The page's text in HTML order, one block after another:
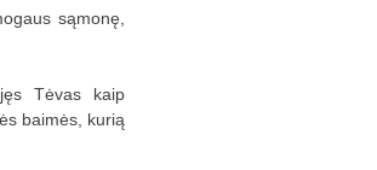
sąmonę,
Tėvas kaip
baimės, kurią